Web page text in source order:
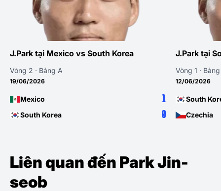
J.Park tại Mexico vs South Korea
Vòng 2 · Bảng A
19/06/2026
Mexico 1
South Korea 0
J.Park tại
Vòng 1 ·
12/06/2026
South
Czechia
Liên quan đến Park Jin-
seob